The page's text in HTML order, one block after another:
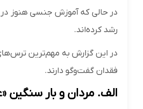
در حالی که آموزش جنسی هنوز
رشد کرده‌اند.
در این گزارش به مهم‌ترین
فقدان گفت‌و‌گو دارند.
الف. مردان و بار سنگین